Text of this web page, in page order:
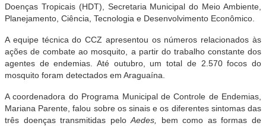
Doenças Tropicais (HDT), Secretaria Municipal do Meio Ambiente,
Planejamento, Ciência, Tecnologia e Desenvolvimento Econômico.
A equipe técnica do CCZ apresentou os números relacionados às
ações de combate ao mosquito, a partir do trabalho constante dos
agentes de endemias. Até outubro, um total de 2.570 focos do
mosquito foram detectados em Araguaína.
A coordenadora do Programa Municipal de Controle de Endemias,
Mariana Parente, falou sobre os sinais e os diferentes sintomas das
três doenças transmitidas peloAedes, bem como as formas de